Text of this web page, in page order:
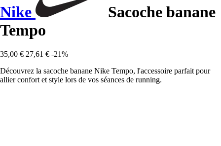
Nike
Sacoche banane
Tempo
35,00 € 27,61 € -21%
Découvrez la sacoche banane Nike Tempo, l'accessoire parfait pour
allier confort et style lors de vos séances de running.